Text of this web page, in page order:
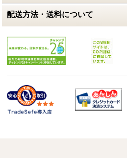
配送方法・送料について